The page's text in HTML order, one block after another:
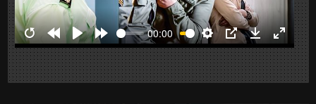
RestartRewind
10s
Play Forward
10s
00:00
Settings
PIP Download
Enter